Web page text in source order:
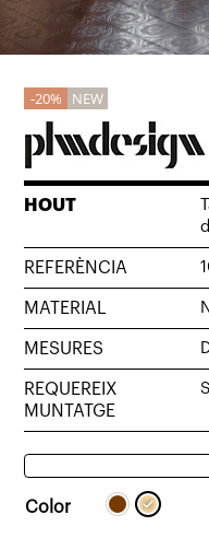
20% NEW
HOUT
REFERÈNCIA
MATERIAL
MESURES
REQUEREIX
MUNTATGE
Color